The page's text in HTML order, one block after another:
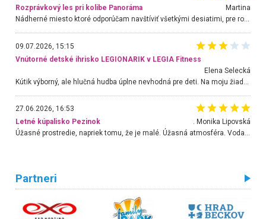
Rozprávkový les pri kolibe Panoráma
Martina
Nádherné miesto ktoré odporúčam navštíviť všetkými desiatimi, pre rodiny s deťmi, dôchodcom... Proste a jednoducho ozaj rozprávkový les.. určite ešte prídeme. Odniesli sme si na pamiatku krásne tričká,
09.07.2026, 15:15
Vnútorné detské ihrisko LEGIONARIK v LEGIA Fitness
Elena Selecká
27.06.2026, 16:53
Letné kúpalisko Pezinok
. Monika Lipovská
Úžasné prostredie, napriek tomu, že je malé. Úžasná atmosféra. Voda fantastická a nádherná. Ľudí je pomerne veľa, ale su mili a ohľaduplní. Je veľmi zaujímavé sledovať, ako dokážu spolu športovať cudzí ľudia a bez ohľadu na vek. Vládne tu pohoda. Vnuka neviem dostať z vody. Ďakujem za krásny deň . Urcite sa sem vrátim. Jediný problém je s parkovaním, ale aj ten sa mi podarilo vyriešiť. Monika Bratislava
Partneri